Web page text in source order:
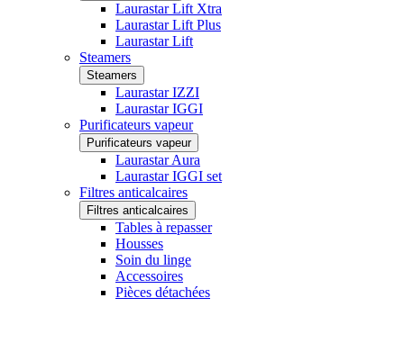
Laurastar Lift Xtra
Laurastar Lift Plus
Laurastar Lift
Steamers
Steamers
Laurastar IZZI
Laurastar IGGI
Purificateurs vapeur
Purificateurs vapeur
Laurastar Aura
Laurastar IGGI set
Filtres anticalcaires
Filtres anticalcaires
Tables à repasser
Housses
Soin du linge
Accessoires
Pièces détachées